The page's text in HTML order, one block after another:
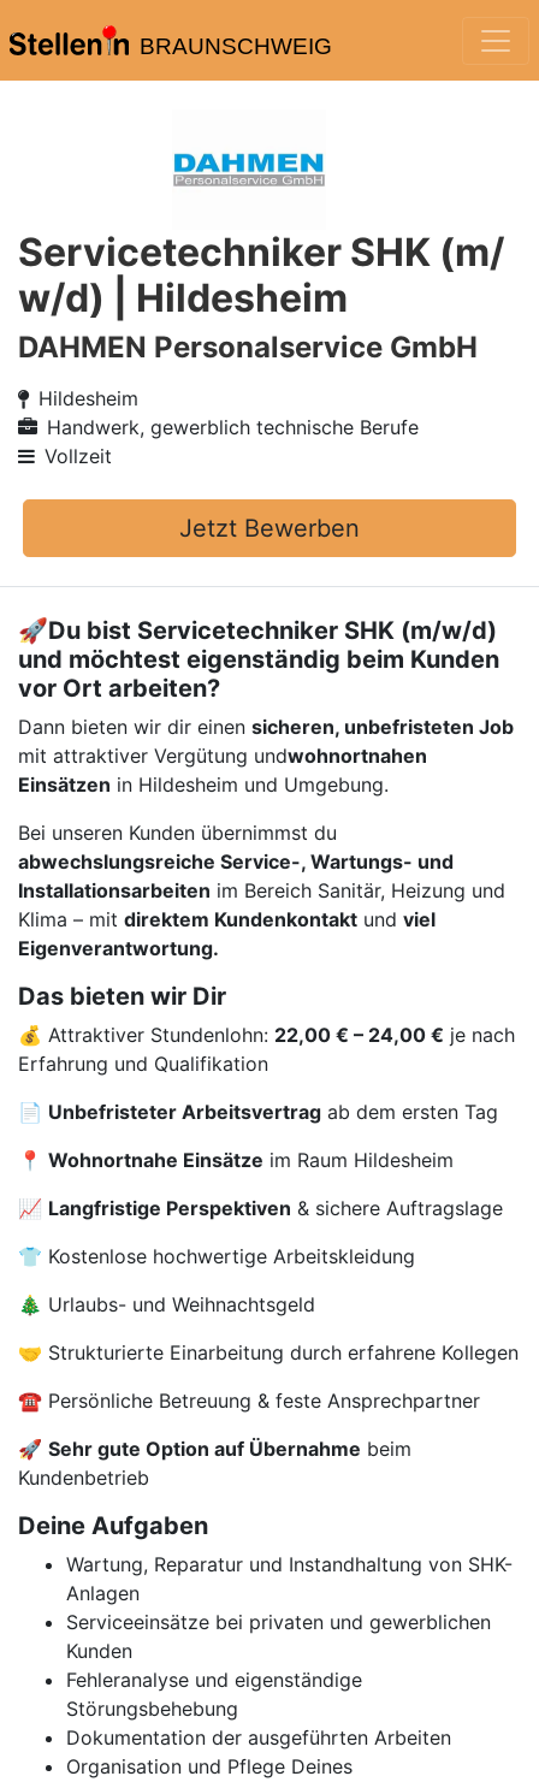
BRAUNSCHWEIG
Servicetechniker SHK (m/
w/d) | Hildesheim
DAHMEN Personalservice GmbH
Hildesheim
Handwerk, gewerblich technische Berufe
Vollzeit
Jetzt Bewerben
🚀Du bist Servicetechniker SHK (m/w/d)
und möchtest eigenständig beim Kunden
vor Ort arbeiten?
Dann bieten wir dir einen sicheren, unbefristeten Job
mit attraktiver Vergütung undwohnortnahen
Einsätzen in Hildesheim und Umgebung.
Bei unseren Kunden übernimmst du
abwechslungsreiche Service-, Wartungs- und
Installationsarbeiten im Bereich Sanitär, Heizung und
Klima – mit direktem Kundenkontakt und viel
Eigenverantwortung.
Das bieten wir Dir
💰 Attraktiver Stundenlohn: 22,00 € – 24,00 € je nach
Erfahrung und Qualifikation
📄 Unbefristeter Arbeitsvertrag ab dem ersten Tag
📍 Wohnortnahe Einsätze im Raum Hildesheim
📈 Langfristige Perspektiven & sichere Auftragslage
👕 Kostenlose hochwertige Arbeitskleidung
🎄 Urlaubs- und Weihnachtsgeld
🤝 Strukturierte Einarbeitung durch erfahrene Kollegen
☎️ Persönliche Betreuung & feste Ansprechpartner
🚀 Sehr gute Option auf Übernahme beim
Kundenbetrieb
Deine Aufgaben
Wartung, Reparatur und Instandhaltung von SHK-
Anlagen
Serviceeinsätze bei privaten und gewerblichen
Kunden
Fehleranalyse und eigenständige
Störungsbehebung
Dokumentation der ausgeführten Arbeiten
Organisation und Pflege Deines